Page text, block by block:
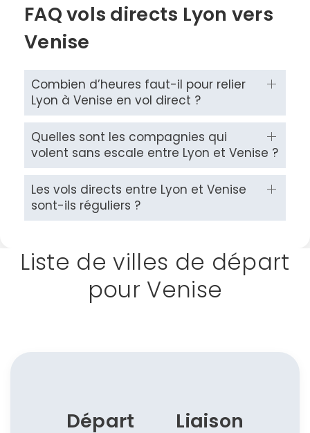
FAQ vols directs Lyon vers
Venise
Combien d’heures faut-il pour relier
Lyon à Venise en vol direct ?
Quelles sont les compagnies qui
volent sans escale entre Lyon et Venise ?
Les vols directs entre Lyon et Venise
sont-ils réguliers ?
Liste de villes de départ
pour Venise
Départ Liaison